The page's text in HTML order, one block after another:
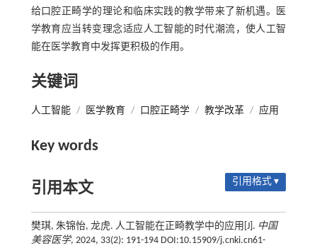
给口腔正畸学的理论和临床实践的教学带来了新机遇。医
学教育应当转变理念适应人工智能的时代潮流，使人工智
能在医学教育中发挥更积极的作用。
关键词
人工智能 / 医学教育 / 口腔正畸学 / 教学改革 / 应用
Key words
引用本文 引用格式 ▾
樊琪, 朱锦怡, 龙虎. 人工智能在正畸教学中的应用[J]. 中国
美容医学, 2024, 33(2): 191-194 DOI:10.15909/j.cnki.cn61-